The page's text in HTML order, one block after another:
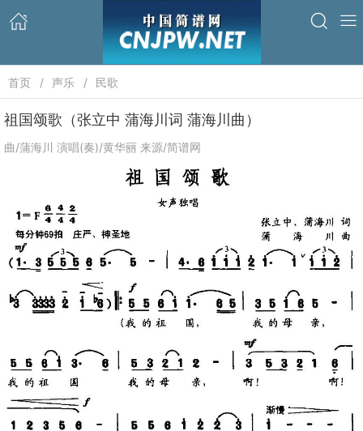
首页 声乐 民歌
祖国颂歌（张立中 蒲海川词 蒲海川曲）
曲/蒲海川 演唱(奏)/黄华丽 来源/简谱网